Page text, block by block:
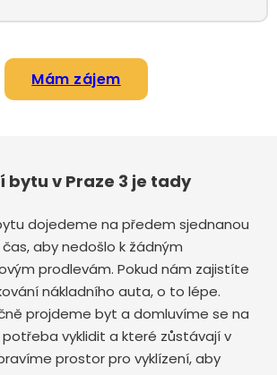
Mám zájem
bytu v Praze 3 je tady
dojedeme na předem sjednanou
aby nedošlo k žádným
prodlevám. Pokud nám zajistíte
nákladního auta, o to lépe.
projdeme byt a domluvíme se na
vyklidit a které zůstávají v
prostor pro vyklízení, aby